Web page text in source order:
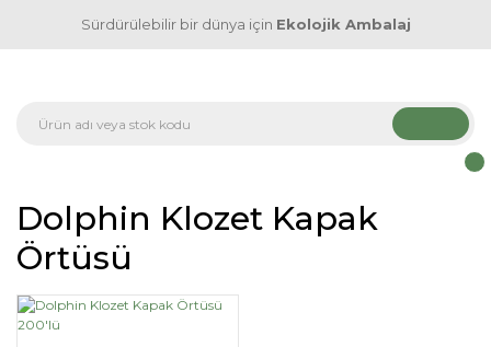
Sürdürülebilir bir dünya için Ekolojik Ambalaj
Dolphin Klozet Kapak
Örtüsü